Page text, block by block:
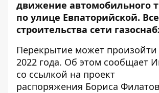
движение автомобильного
по улице Евпаторийской.
строительства сети
Перекрытие может произойти
2022 года. Об этом сообщает
со ссылкой на проект
распоряжения Бориса